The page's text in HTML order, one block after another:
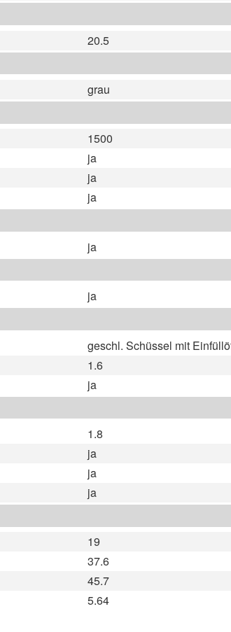
20.5
grau
1500
ja
ja
ja
ja
ja
geschl. Schüssel mit
1.6
ja
1.8
ja
ja
ja
19
37.6
45.7
5.64